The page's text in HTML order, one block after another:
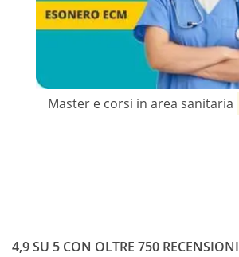
Master e corsi in area sanitaria
4,9 SU 5 CON OLTRE 750 RECENSIONI